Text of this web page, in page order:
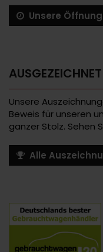
Unsere
AUSGEZEICHNET
Unsere
Beweis für unseren
ganzer Stolz. Sehen
Alle